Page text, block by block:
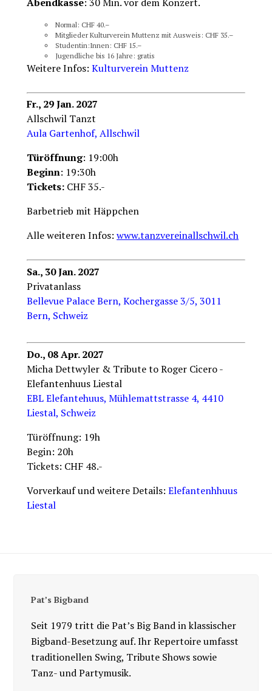
Normal: CHF 40.–
Mitglieder Kulturverein Muttenz mit Ausweis: CHF 35.–
Studentin:Innen: CHF 15.–
Jugendliche bis 16 Jahre: gratis
Weitere Infos: Kulturverein Muttenz
Fr., 29 Jan. 2027
Allschwil Tanzt
Aula Gartenhof, Allschwil
Türöffnung: 19:00h
Beginn: 19:30h
Tickets: CHF 35.-
Barbetrieb mit Häppchen
Alle weiteren Infos: www.tanzvereinallschwil.ch
Sa., 30 Jan. 2027
Privatanlass
Bellevue Palace Bern, Kochergasse 3/5, 3011
Bern, Schweiz
Do., 08 Apr. 2027
Micha Dettwyler & Tribute to Roger Cicero -
Elefantenhuus Liestal
EBL Ele­fant­e­huus, Mühlemattstrasse 4, 4410
Liestal, Schweiz
Türöffnung: 19h
Begin: 20h
Tickets: CHF 48.-
Vorverkauf und weitere Details: Elefantenhhuus
Liestal
Pat’s Bigband
Seit 1979 tritt die Pat’s Big Band in klassischer
Bigband-Besetzung auf. Ihr Repertoire umfasst
traditionellen Swing, Tribute Shows sowie
Tanz- und Partymusik.